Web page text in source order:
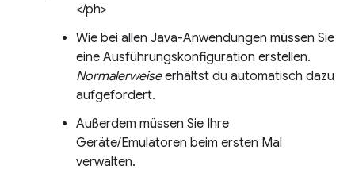
</ph>
Wie bei allen Java-Anwendungen müssen Sie
eine Ausführungskonfiguration erstellen.
Normalerweiseerhältst du automatisch dazu
aufgefordert.
Außerdem müssen Sie Ihre
Geräte/Emulatoren beim ersten Mal
verwalten.